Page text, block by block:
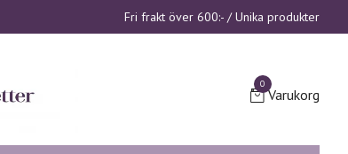
Fri frakt över 600:- / Unika produkter
0
Varukorg